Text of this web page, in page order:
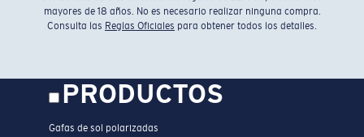
mayores de 18 años. No es necesario realizar ninguna compra.
Consulta las Reglas Oficiales para obtener todos los detalles.
PRODUCTOS
Gafas de sol polarizadas